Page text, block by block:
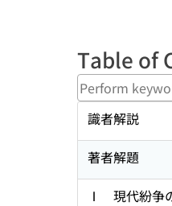
Table of
識者解説
著者解題
Ⅰ 現代紛争